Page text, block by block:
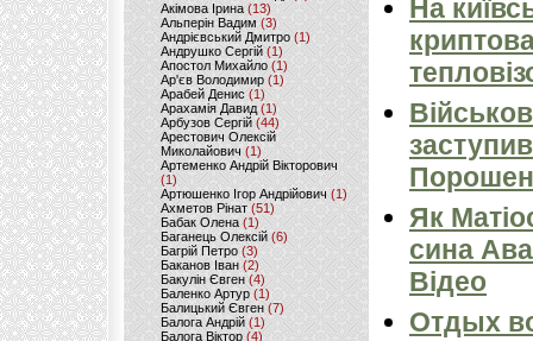
Акімова Ірина(13)
Альперін Вадим (3)
Андрієвський Дмитро(1)
Андрушко Сергій(1)
Апостол Михайло(1)
Ар'єв Володимир (1)
Арабей Денис(1)
Арахамія Давид (1)
Арбузов Сергій (44)
Арестович Олексій
Миколайович(1)
Артеменко Андрій Вікторович
(1)
Артюшенко Ігор Андрійович(1)
Ахметов Рінат(51)
Бабак Олена(1)
Баганець Олексій(6)
Багрій Петро (3)
Баканов Іван(2)
Бакулін Євген (4)
Баленко Артур(1)
Балицький Євген(7)
Балога Андрій (1)
Балога Віктор (4)
На
Як
сина
Відео
Отдых